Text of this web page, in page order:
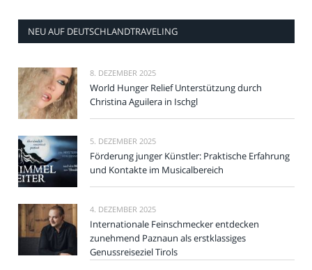
NEU AUF DEUTSCHLANDTRAVELING
8. DEZEMBER 2025
World Hunger Relief Unterstützung durch
Christina Aguilera in Ischgl
5. DEZEMBER 2025
Förderung junger Künstler: Praktische Erfahrung
und Kontakte im Musicalbereich
4. DEZEMBER 2025
Internationale Feinschmecker entdecken
zunehmend Paznaun als erstklassiges
Genussreiseziel Tirols